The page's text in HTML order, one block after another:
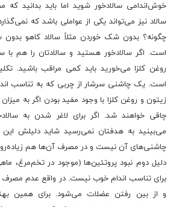
خوش‌اندامی سالادخور شوید اما باید بدانید که
سالاد نیز می‌تواند یکی از عواملی باشد که
چگونه؟ بدون شک خوردن مثلاً سالاد کاهو
است. اگر سالادخور هستید و سالادتان را هم
روغن کلزا می‌خورید باید کمی مراقب
است. یک چاشنی سرشار از چربی که به تناسب
زیتون و روغن کلزا با وجود مفید بودن اگر به
چاقی خواهند شد. اگر برای لاغر شدن به
می‌بینید به هدفتان نمی‌رسید شاید دلیلش
چاشنی‌های آن نیست و در مصرف آن‌ها هم
دلیل دوم نبود پروتئین‌ها (موجود در تخم‌مرغ،
برای تناسب اندام خوب نیست. در واقع عدم
و از بین رفتن عضلات می‌شود. برای همین